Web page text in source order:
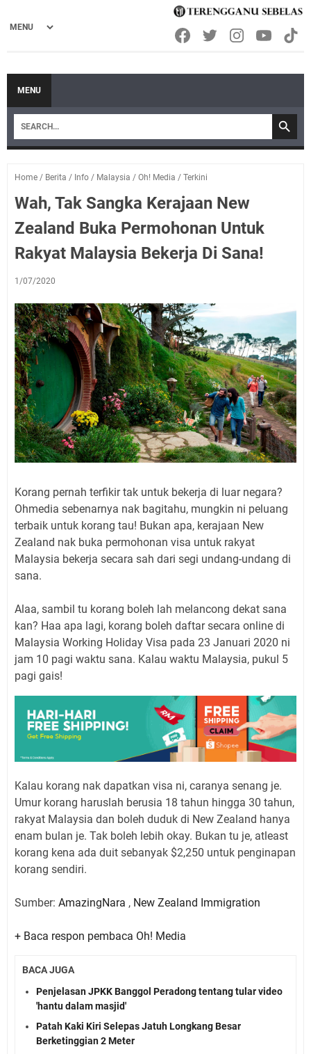
MENU
Home / Berita / Info / Malaysia / Oh! Media / Terkini
Wah, Tak Sangka Kerajaan New
Zealand Buka Permohonan Untuk
Rakyat Malaysia Bekerja Di Sana!
1/07/2020
Korang pernah terfikir tak untuk bekerja di luar negara?
Ohmedia sebenarnya nak bagitahu, mungkin ni peluang
terbaik untuk korang tau! Bukan apa, kerajaan New
Zealand nak buka permohonan visa untuk rakyat
Malaysia bekerja secara sah dari segi undang-undang di
sana.
Alaa, sambil tu korang boleh lah melancong dekat sana
kan? Haa apa lagi, korang boleh daftar secara online di
Malaysia Working Holiday Visa pada 23 Januari 2020 ni
jam 10 pagi waktu sana. Kalau waktu Malaysia, pukul 5
pagi gais!
Kalau korang nak dapatkan visa ni, caranya senang je.
Umur korang haruslah berusia 18 tahun hingga 30 tahun,
rakyat Malaysia dan boleh duduk di New Zealand hanya
enam bulan je. Tak boleh lebih okay. Bukan tu je, atleast
korang kena ada duit sebanyak $2,250 untuk penginapan
korang sendiri.
Sumber: AmazingNara , New Zealand Immigration
+ Baca respon pembaca Oh! Media
BACA JUGA
Penjelasan JPKK Banggol Peradong tentang tular video
'hantu dalam masjid'
Patah Kaki Kiri Selepas Jatuh Longkang Besar
Berketinggian 2 Meter